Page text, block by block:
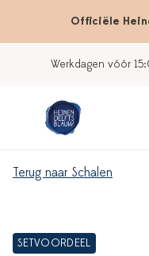
Officiële
Werkdagen vóór
Terug naar Schalen
SETVOORDEEL